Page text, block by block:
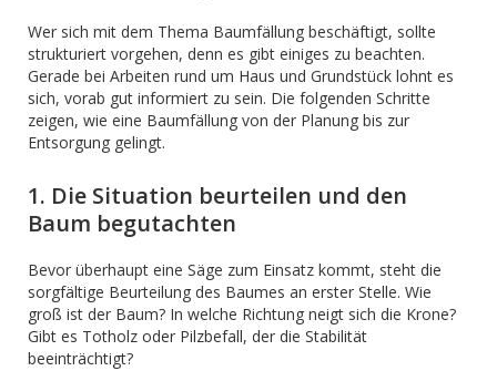
Wer sich mit dem Thema Baumfällung beschäftigt, sollte
strukturiert vorgehen, denn es gibt einiges zu beachten.
Gerade bei Arbeiten rund um Haus und Grundstück lohnt es
sich, vorab gut informiert zu sein. Die folgenden Schritte
zeigen, wie eine Baumfällung von der Planung bis zur
Entsorgung gelingt.
1. Die Situation beurteilen und den
Baum begutachten
Bevor überhaupt eine Säge zum Einsatz kommt, steht die
sorgfältige Beurteilung des Baumes an erster Stelle. Wie
groß ist der Baum? In welche Richtung neigt sich die Krone?
Gibt es Totholz oder Pilzbefall, der die Stabilität
beeinträchtigt?